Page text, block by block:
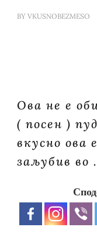
BY VKUSNOBEZMESO
Ова не е
( посен )
вкусно ова
заљубив во